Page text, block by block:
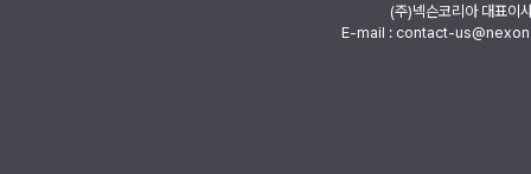
(주)넥슨코리아 대표이
E-mail : contact-